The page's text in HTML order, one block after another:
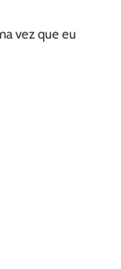
vez que eu